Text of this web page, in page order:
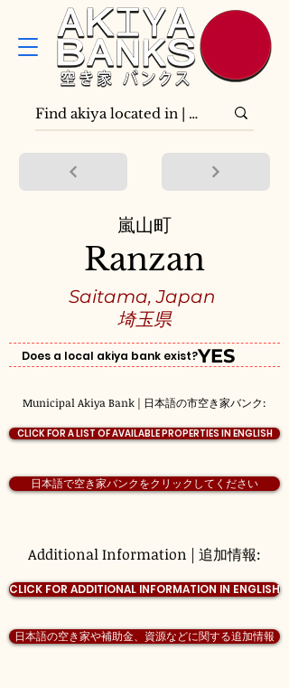
嵐山町
Saitama, Japan
Additional Information | 追加情報:
Municipal Akiya Bank | 日本語の市空き家バンク:
Ranzan
Does a local akiya bank exist?
日本語で空き家バンクをクリックしてください
埼玉県
YES
CLICK FOR A LIST OF AVAILABLE PROPERTIES IN ENGLISH
CLICK FOR ADDITIONAL INFORMATION IN ENGLISH
日本語の空き家や補助金、資源などに関する追加情報